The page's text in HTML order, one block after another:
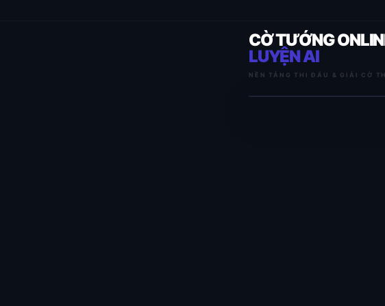
CỜ TƯỚNG
LUYỆN AI
NỀN TẢNG THI ĐẤU & GIẢI CỜ